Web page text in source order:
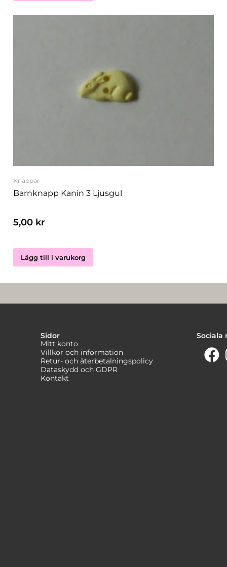
Knappar
Barnknapp Kanin 3 Ljusgul
5,00 kr
Lägg till i varukorg
Sidor
Mitt konto
Villkor och information
Retur- och återbetalningspolicy
Dataskydd och GDPR
Kontakt
Sociala